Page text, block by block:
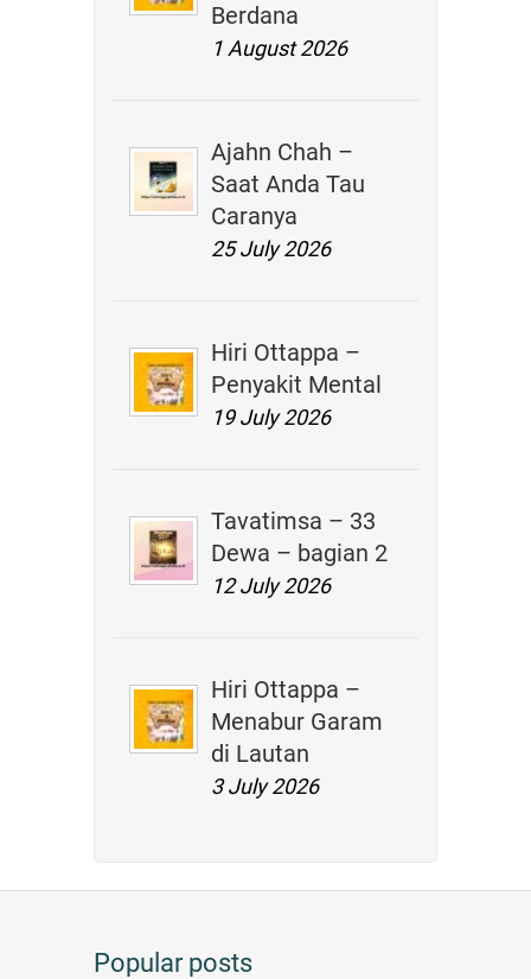
Berdana
1 August 2026
Ajahn Chah –
Saat Anda Tau
Caranya
25 July 2026
Hiri Ottappa –
Penyakit Mental
19 July 2026
Tavatimsa – 33
Dewa – bagian 2
12 July 2026
Hiri Ottappa –
Menabur Garam
di Lautan
3 July 2026
Popular posts